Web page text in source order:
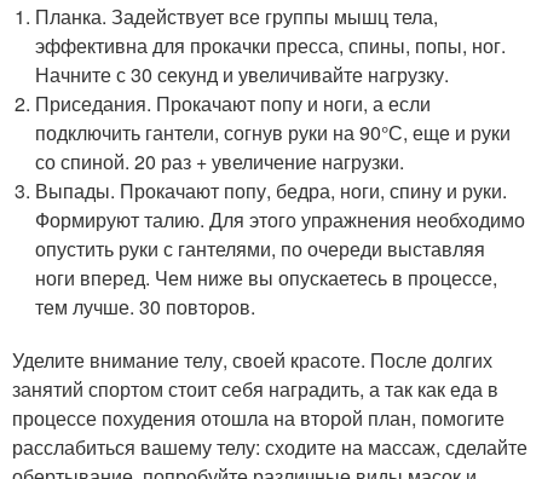
Планка. Задействует все группы мышц тела,
эффективна для прокачки пресса, спины, попы, ног.
Начните с 30 секунд и увеличивайте нагрузку.
Приседания. Прокачают попу и ноги, а если
подключить гантели, согнув руки на 90°С, еще и руки
со спиной. 20 раз + увеличение нагрузки.
Выпады. Прокачают попу, бедра, ноги, спину и руки.
Формируют талию. Для этого упражнения необходимо
опустить руки с гантелями, по очереди выставляя
ноги вперед. Чем ниже вы опускаетесь в процессе,
тем лучше. 30 повторов.
Уделите внимание телу, своей красоте. После долгих
занятий спортом стоит себя наградить, а так как еда в
процессе похудения отошла на второй план, помогите
расслабиться вашему телу: сходите на массаж, сделайте